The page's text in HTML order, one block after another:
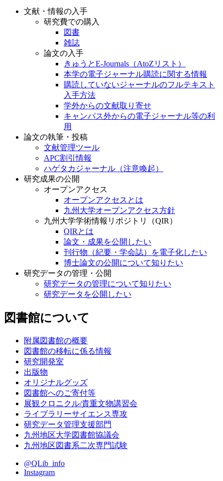
文献・情報の入手
研究費での購入
図書
雑誌
論文の入手
きゅうとE-Journals（AtoZリスト）
本学の電子ジャーナル購読に関する情報
購読していないジャーナルのフルテキスト
入手方法
学外からの文献取り寄せ
キャンパス外からの電子ジャーナル等の利
用
論文の執筆・投稿
文献管理ツール
APC割引情報
ハゲタカジャーナル（注意喚起）
研究成果の公開
オープンアクセス
オープンアクセスとは
九州大学オープンアクセス方針
九州大学学術情報リポジトリ（QIR）
QIRとは
論文・成果を公開したい
刊行物（紀要・学会誌）を電子化したい
博士論文の公開について知りたい
研究データの管理・公開
研究データの管理について知りたい
研究データを公開したい
図書館について
附属図書館の概要
図書館の移転に係る情報
研究開発室
出版物
オリジナルグッズ
図書館へのご寄付等
展観クロニクル/貴重文物講習会
ライブラリーサイエンス専攻
研究データ管理支援部門
九州地区大学図書館協議会
九州地区図書系二次専門試験
@QLib_info
Instagram